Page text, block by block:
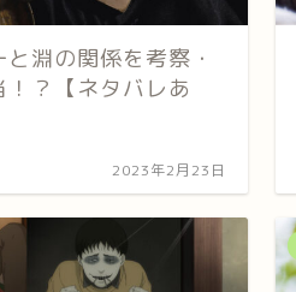
と淵の関係を考察・
？【ネタバレあ
2023年2月23日